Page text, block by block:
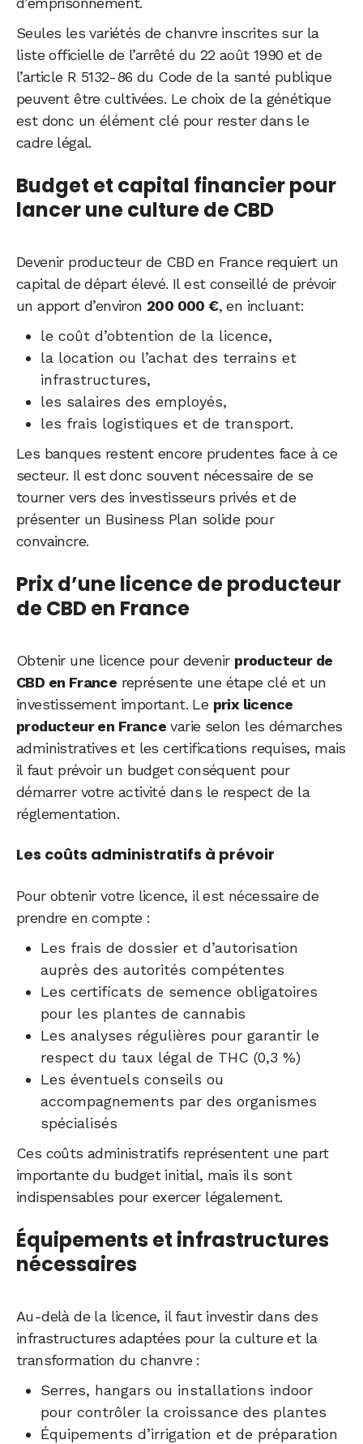
Seules les variétés de chanvre inscrites sur la
liste officielle de l’arrêté du 22 août 1990 et de
l’article R 5132-86 du Code de la santé publique
peuvent être cultivées. Le choix de la génétique
est donc un élément clé pour rester dans le
cadre légal.
Budget et capital financier pour
lancer une culture de CBD
Devenir producteur de CBD en France requiert un
capital de départ élevé. Il est conseillé de prévoir
un apport d’environ 200 000 €, en incluant:
le coût d’obtention de la licence,
la location ou l’achat des terrains et
infrastructures,
les salaires des employés,
les frais logistiques et de transport.
Les banques restent encore prudentes face à ce
secteur. Il est donc souvent nécessaire de se
tourner vers des investisseurs privés et de
présenter un Business Plan solide pour
convaincre.
Prix d’une licence de producteur
de CBD en France
Obtenir une licence pour devenir producteur de
CBD en France représente une étape clé et un
investissement important. Le prix licence
producteur en France varie selon les démarches
administratives et les certifications requises, mais
il faut prévoir un budget conséquent pour
démarrer votre activité dans le respect de la
réglementation.
Les coûts administratifs à prévoir
Pour obtenir votre licence, il est nécessaire de
prendre en compte :
Les frais de dossier et d’autorisation
auprès des autorités compétentes
Les certificats de semence obligatoires
pour les plantes de cannabis
Les analyses régulières pour garantir le
respect du taux légal de THC (0,3 %)
Les éventuels conseils ou
accompagnements par des organismes
spécialisés
Ces coûts administratifs représentent une part
importante du budget initial, mais ils sont
indispensables pour exercer légalement.
Équipements et infrastructures
nécessaires
Au-delà de la licence, il faut investir dans des
infrastructures adaptées pour la culture et la
transformation du chanvre :
Serres, hangars ou installations indoor
pour contrôler la croissance des plantes
Équipements d’irrigation et de préparation